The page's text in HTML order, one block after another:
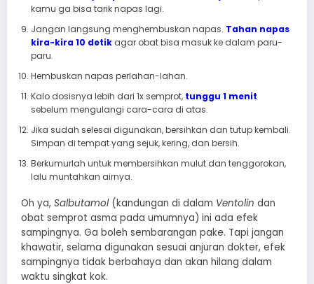
kamu ga bisa tarik napas lagi.
Jangan langsung menghembuskan napas. Tahan napas
kira-kira 10 detikagar obat bisa masuk ke dalam paru-
paru.
Hembuskan napas perlahan-lahan.
Kalo dosisnya lebih dari 1x semprot, tunggu 1 menit
sebelum mengulangi cara-cara di atas.
Jika sudah selesai digunakan, bersihkan dan tutup kembali.
Simpan di tempat yang sejuk, kering, dan bersih.
Berkumurlah untuk membersihkan mulut dan tenggorokan,
lalu muntahkan airnya.
Oh ya, Salbutamol(kandungan di dalam Ventolin dan
obat semprot asma pada umumnya) ini ada efek
sampingnya. Ga boleh sembarangan pake. Tapi jangan
khawatir, selama digunakan sesuai anjuran dokter, efek
sampingnya tidak berbahaya dan akan hilang dalam
waktu singkat kok.